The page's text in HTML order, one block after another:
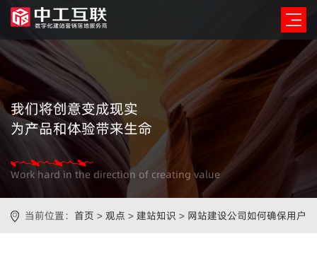
我们将创意变成现实
为产品和体验带来生命
Work hard in the direction of creating value
当前位置： 首页 > 观点 > 建站知识 > 网站建设公司如何确保用户